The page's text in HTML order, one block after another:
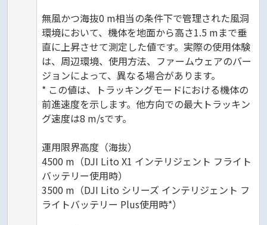
無風かつ海抜0 m相当の条件下で管理された風洞
環境において、機体を地面から高さ1.5 mまで垂
直に上昇させて測定した値です。実際の使用体験
は、周辺環境、使用方法、ファームウェアのバー
ジョンによって、異なる場合があります。
* この値は、トラッキングモードにおける機体の
前進速度を示します。他方向での最大トラッキン
グ速度は8 m/sです。
運用限界高度（海抜）
4500 m（DJI Lito X1 インテリジェント フライト
バッテリー使用時）
3500 m（DJI Lito シリーズ インテリジェント フ
ライトバッテリー Plus使用時*）